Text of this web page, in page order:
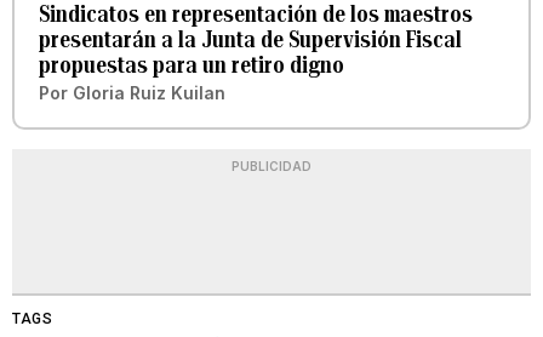
Sindicatos en representación de los maestros
presentarán a la Junta de Supervisión Fiscal
propuestas para un retiro digno
Por Gloria Ruiz Kuilan
PUBLICIDAD
TAGS